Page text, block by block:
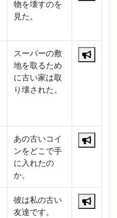
物を壊すのを
見た。
スーパーの敷
地を取るため
に古い家は取
り壊された。
あの古いコイ
ンをどこで手
に入れたの
か。
彼は私の古い
友達です。